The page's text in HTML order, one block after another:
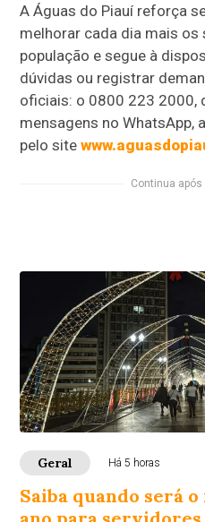
A Águas do Piauí reforça
melhorar cada dia mais
população e segue à
dúvidas ou registrar
oficiais: o 0800 223 2000,
mensagens no WhatsApp,
pelo site
Continua
Geral Há 5 horas
Saiba quando será